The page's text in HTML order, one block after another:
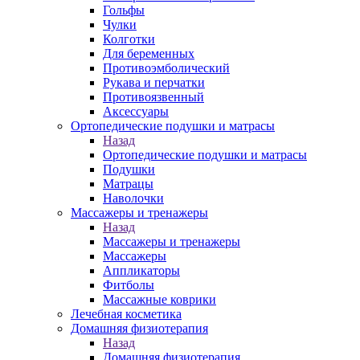
Гольфы
Чулки
Колготки
Для беременных
Противоэмболический
Рукава и перчатки
Противоязвенный
Аксессуары
Ортопедические подушки и матрасы
Назад
Ортопедические подушки и матрасы
Подушки
Матрацы
Наволочки
Массажеры и тренажеры
Назад
Массажеры и тренажеры
Массажеры
Аппликаторы
Фитболы
Массажные коврики
Лечебная косметика
Домашняя физиотерапия
Назад
Домашняя физиотерапия